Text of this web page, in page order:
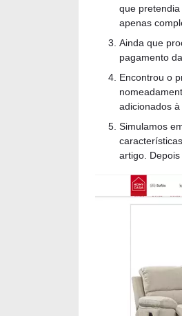
que
apenas
Ainda que
pagamento
Encontrou o
adicionados à
Simulamos
artigo. Depois